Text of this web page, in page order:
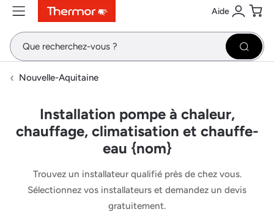
ContenuMenuRecherche Aide
Se
Nouvelle-Aquitaine
Installation pompe à chaleur,
chauffage, climatisation et chauffe-
eau {nom}
Trouvez un installateur qualifié près de chez vous.
Sélectionnez vos installateurs et demandez un devis
gratuitement.